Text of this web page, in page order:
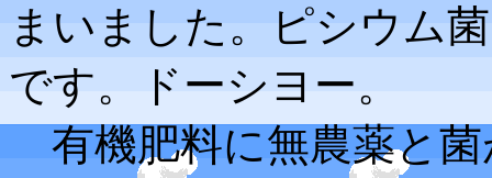
まいました。ピシウム
です。ドーシヨー。
有機肥料に無農薬と